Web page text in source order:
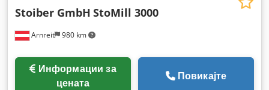
Arnreit 980 km
Stoiber GmbH StoMill 3000
цената
Повикајте